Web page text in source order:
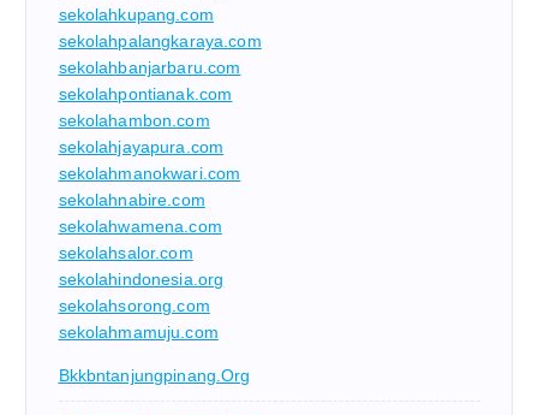
sekolahkupang.com
sekolahpalangkaraya.com
sekolahbanjarbaru.com
sekolahpontianak.com
sekolahambon.com
sekolahjayapura.com
sekolahmanokwari.com
sekolahnabire.com
sekolahwamena.com
sekolahsalor.com
sekolahindonesia.org
sekolahsorong.com
sekolahmamuju.com
Bkkbntanjungpinang.org